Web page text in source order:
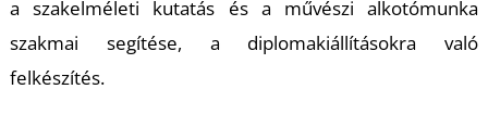
a szakelméleti kutatás és a művészi alkotómunka
szakmai segítése, a diplomakiállításokra való
felkészítés.